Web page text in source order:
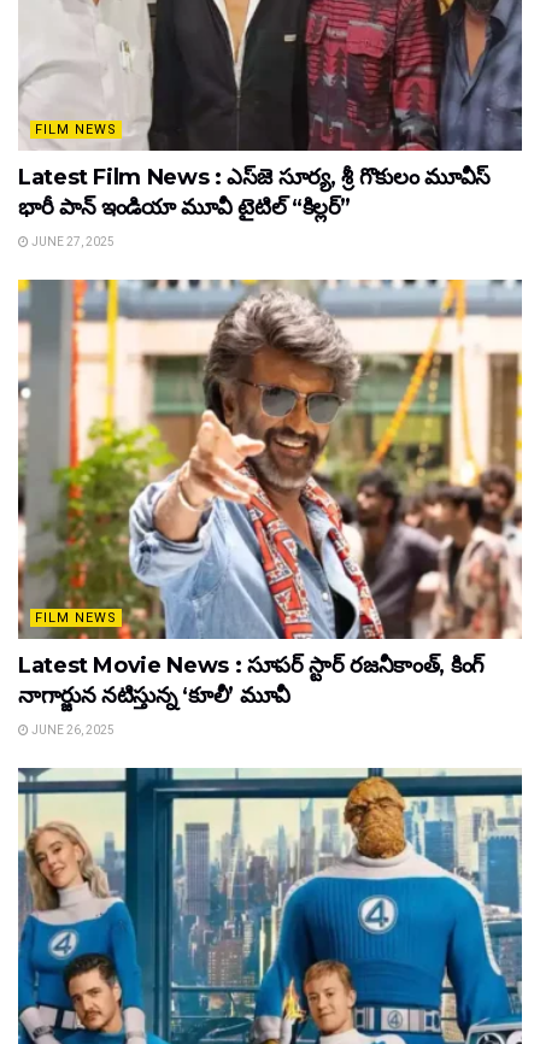
FILM NEWS
Latest Film News : ఎస్‌జె సూర్య, శ్రీ గొకులం మూవీస్‌
భారీ పాన్‌ ఇండియా మూవీ టైటిల్ “కిల్లర్”
JUNE 27, 2025
FILM NEWS
Latest Movie News : సూపర్ స్టార్ రజనీకాంత్, కింగ్
నాగార్జున నటిస్తున్న ‘కూలీ’ మూవీ
JUNE 26, 2025